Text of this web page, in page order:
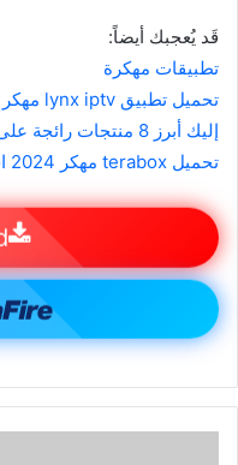
قَد يُعجبك أيضاً:
تطبيقات مهكرة
تحميل تطبيق lynx iptv مهكر اخر اصدار مجانا 2024
إليك أبرز 8 منتجات رائجة على Tiktok
تحميل terabox مهكر 2024 اخر اصدار مجانا